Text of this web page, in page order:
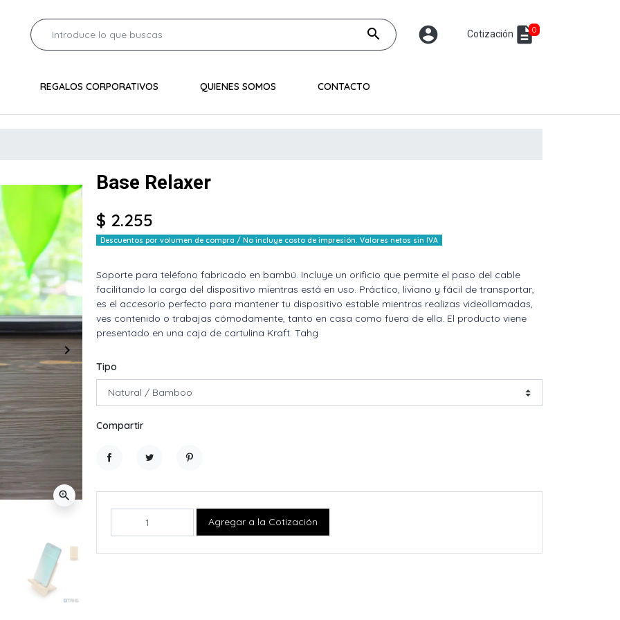
search account_circle Cotización description0
REGALOS CORPORATIVOS QUIENES SOMOS CONTACTO
Siguiente
keyboard_arrow_right
zoom_in
Base Relaxer
$ 2.255
Descuentos por volumen de compra / No incluye costo de impresión. Valores netos sin IVA
Soporte para teléfono fabricado en bambú. Incluye un orificio que permite el paso del cable
facilitando la carga del dispositivo mientras está en uso. Práctico, liviano y fácil de transportar,
es el accesorio perfecto para mantener tu dispositivo estable mientras realizas videollamadas,
ves contenido o trabajas cómodamente, tanto en casa como fuera de ella. El producto viene
presentado en una caja de cartulina Kraft. Tahg
Tipo
Compartir
Agregar a la Cotización